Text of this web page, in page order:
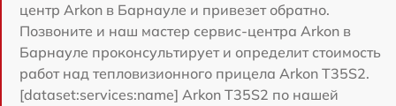
центр Arkon в Барнауле и привезет обратно.
Позвоните и наш мастер сервис-центра Arkon в
Барнауле проконсультирует и определит стоимость
работ над тепловизионного прицела Arkon T35S2.
[dataset:services:name] Arkon T35S2 по нашей